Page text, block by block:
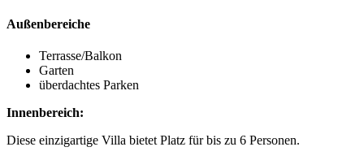
Außenbereiche
Terrasse/Balkon
Garten
überdachtes Parken
Innenbereich:
Diese einzigartige Villa bietet Platz für bis zu 6 Personen.